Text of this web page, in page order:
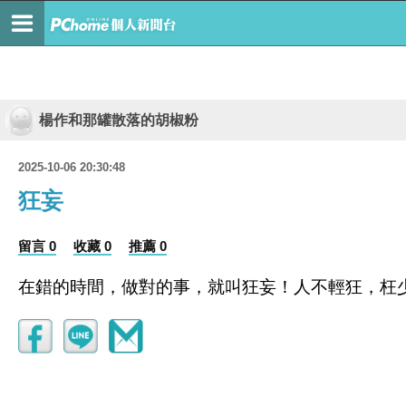
楊作和那罐散落的胡椒粉
2025-10-06 20:30:48
狂妄
留言 0 收藏 0 推薦 0
在錯的時間，做對的事，就叫狂妄！人不輕狂，枉